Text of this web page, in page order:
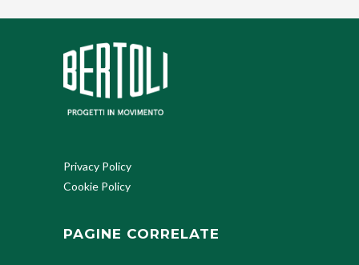
Privacy Policy
Cookie Policy
PAGINE CORRELATE